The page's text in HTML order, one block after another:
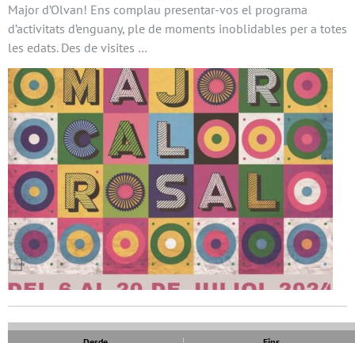
Major d’Olvan! Ens complau presentar-vos el programa
d’activitats d’enguany, ple de moments inoblidables per a totes
les edats. Des de visites …